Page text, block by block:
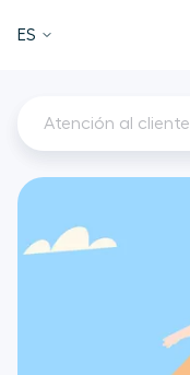
ES
Atención al cliente